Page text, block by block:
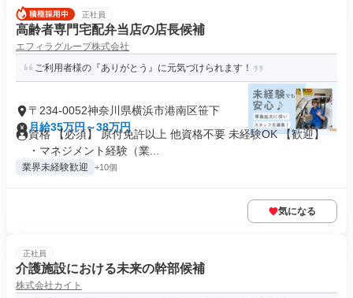
正社員
高齢者専門宅配弁当店の店長候補
エフィラグループ株式会社
ご利用者様の『ありがとう』に元気づけられます！
〒234-0052神奈川県横浜市港南区笹下
月給35万円～38万円
資格 【必須】 原付免許以上 他資格不要 未経験OK 【歓迎】
・マネジメント経験（業...
業界未経験歓迎 +10個
気になる
正社員
介護施設における未来の幹部候補
株式会社カイト